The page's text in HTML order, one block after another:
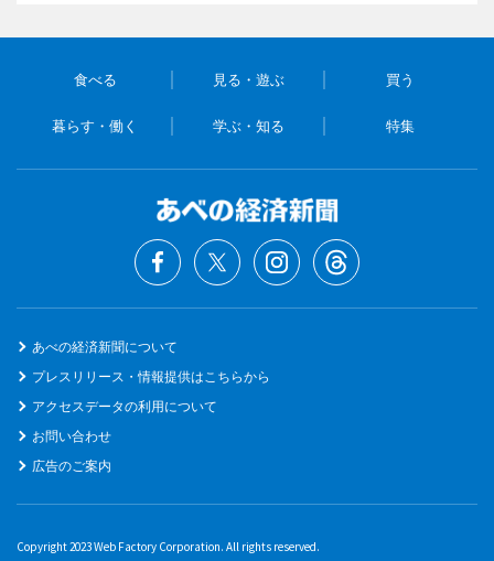
食べる 見る・遊ぶ 買う
暮らす・働く 学ぶ・知る 特集
あべの経済新聞について
プレスリリース・情報提供はこちらから
アクセスデータの利用について
お問い合わせ
広告のご案内
Copyright 2023 Web Factory Corporation. All rights reserved.